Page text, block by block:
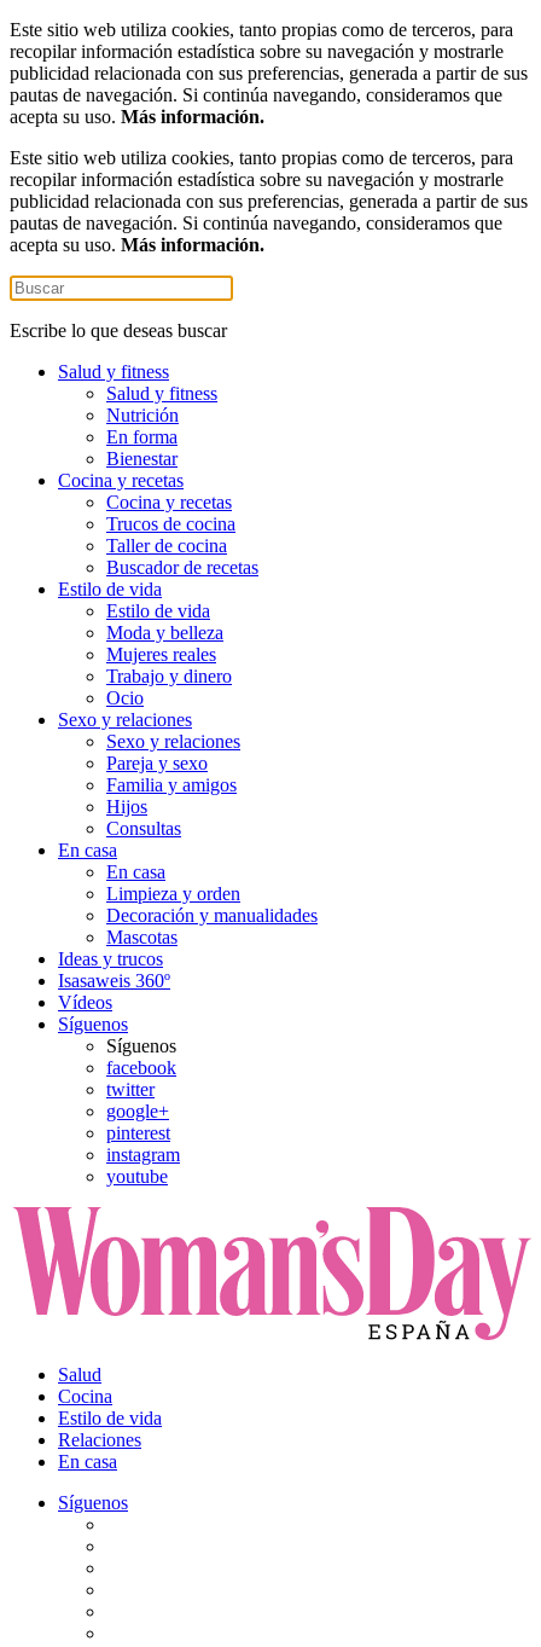
Este sitio web utiliza cookies, tanto propias como de terceros, para
recopilar información estadística sobre su navegación y mostrarle
publicidad relacionada con sus preferencias, generada a partir de sus
pautas de navegación. Si continúa navegando, consideramos que
acepta su uso. Más información.
Este sitio web utiliza cookies, tanto propias como de terceros, para
recopilar información estadística sobre su navegación y mostrarle
publicidad relacionada con sus preferencias, generada a partir de sus
pautas de navegación. Si continúa navegando, consideramos que
acepta su uso. Más información.
Escribe lo que deseas buscar
Salud y fitness
Salud y fitness
Nutrición
En forma
Bienestar
Cocina y recetas
Cocina y recetas
Trucos de cocina
Taller de cocina
Buscador de recetas
Estilo de vida
Estilo de vida
Moda y belleza
Mujeres reales
Trabajo y dinero
Ocio
Sexo y relaciones
Sexo y relaciones
Pareja y sexo
Familia y amigos
Hijos
Consultas
En casa
En casa
Limpieza y orden
Decoración y manualidades
Mascotas
Ideas y trucos
Isasaweis 360º
Vídeos
Síguenos
Síguenos
facebook
twitter
google+
pinterest
instagram
youtube
Salud
Cocina
Estilo de vida
Relaciones
En casa
Síguenos